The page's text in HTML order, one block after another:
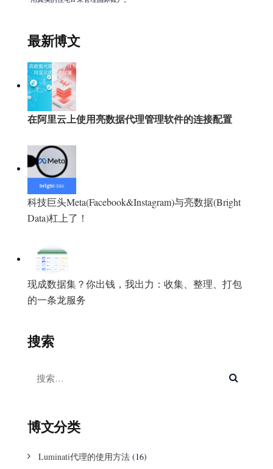
最新博文
在阿里云上使用亮数据代理管理软件的连接配置
科技巨头Meta(Facebook&Instagram)与亮数据(Bright
Data)杠上了！
现成数据集？你出钱，我出力：收集、整理、打包
的一条龙服务
搜索
博文分类
Luminati代理的使用方法 (16)